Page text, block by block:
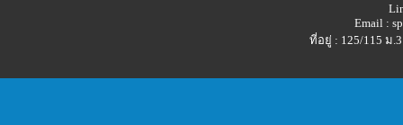
Email :
ที่อยู่ : 125/115 ม